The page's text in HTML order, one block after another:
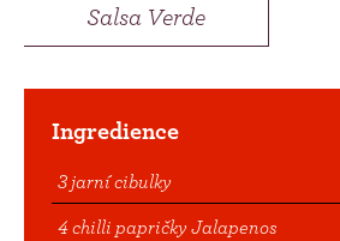
Salsa Verde
Ingredience
3 jarní cibulky
4 chilli papričky Jalapenos